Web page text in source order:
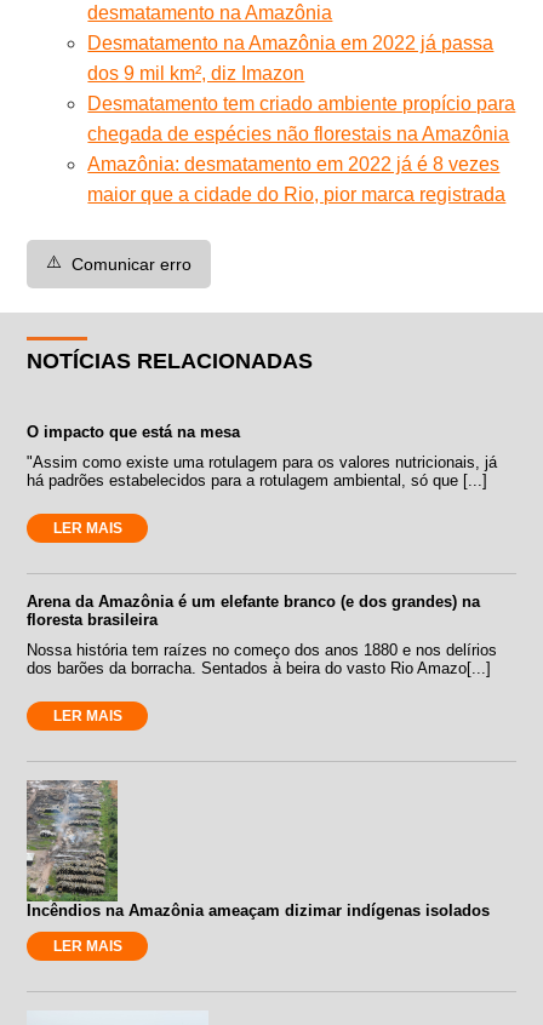
desmatamento na Amazônia
Desmatamento na Amazônia em 2022 já passa
dos 9 mil km², diz Imazon
Desmatamento tem criado ambiente propício para
chegada de espécies não florestais na Amazônia
Amazônia: desmatamento em 2022 já é 8 vezes
maior que a cidade do Rio, pior marca registrada
⚠️ Comunicar erro
NOTÍCIAS RELACIONADAS
O impacto que está na mesa
"Assim como existe uma rotulagem para os valores nutricionais, já
há padrões estabelecidos para a rotulagem ambiental, só que [...]
LER MAIS
Arena da Amazônia é um elefante branco (e dos grandes) na
floresta brasileira
Nossa história tem raízes no começo dos anos 1880 e nos delírios
dos barões da borracha. Sentados à beira do vasto Rio Amazo[...]
LER MAIS
Incêndios na Amazônia ameaçam dizimar indígenas isolados
LER MAIS